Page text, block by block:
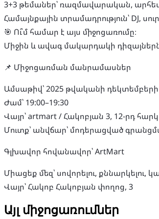
3+3 թեմաներ՝ ռազմավարական,
Համայնքային տրամադրություն՝ DJ,
🎯 Ու՞մ համար է այս միջոցառումը։
Միջին և ավագ մակարդակի
​📌 Միջոցառման մանրամասներ
​Ամսաթիվ՝ 2025 թվականի դեկտեմբերի
Ժամ՝ 19:00–19:30
Վայր՝ artmart / Հակոբյան 3, 12-րդ հարկ
Մուտք՝ անվճար՝ մոդերացված
​Գլխավոր հովանավոր՝ ArtMart
​Միացեք մեզ՝ սովորելու,
Վայր՝ Հակոբ Հակոբյան փողոց, 3
Այլ միջոցառումներ